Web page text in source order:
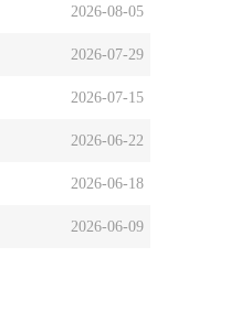
2026-08-05
2026-07-29
2026-07-15
2026-06-22
2026-06-18
2026-06-09